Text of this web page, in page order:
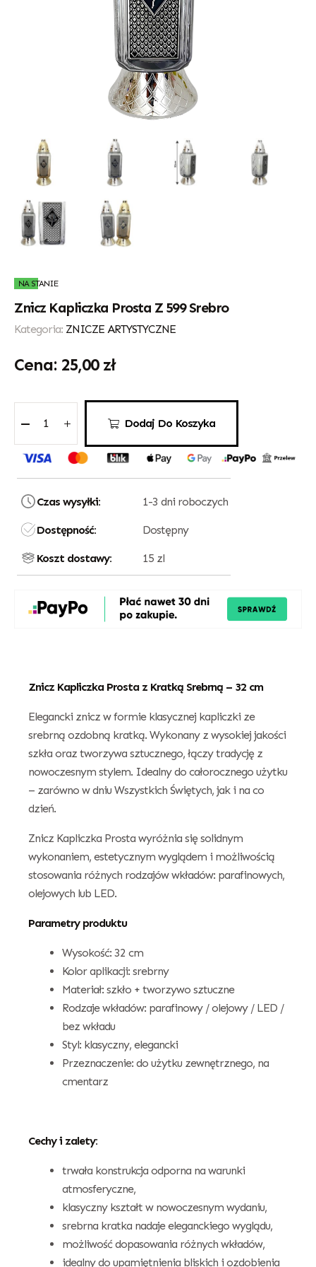
NA STANIE
Znicz Kapliczka Prosta Z 599 Srebro
Kategoria: ZNICZE ARTYSTYCZNE
25,00 zł
Dodaj Do Koszyka
Czas wysyłki: 1-3 dni roboczych
Dostępność: Dostępny
Koszt dostawy: 15 zl
Znicz Kapliczka Prosta z Kratką Srebrną – 32 cm
Elegancki znicz w formie klasycznej kapliczki ze
srebrną ozdobną kratką. Wykonany z wysokiej jakości
szkła oraz tworzywa sztucznego, łączy tradycję z
nowoczesnym stylem. Idealny do całorocznego użytku
– zarówno w dniu Wszystkich Świętych, jak i na co
dzień.
Znicz Kapliczka Prosta wyróżnia się solidnym
wykonaniem, estetycznym wyglądem i możliwością
stosowania różnych rodzajów wkładów: parafinowych,
olejowych lub LED.
Parametry produktu
Wysokość: 32 cm
Kolor aplikacji: srebrny
Materiał: szkło + tworzywo sztuczne
Rodzaje wkładów: parafinowy / olejowy / LED /
bez wkładu
Styl: klasyczny, elegancki
Przeznaczenie: do użytku zewnętrznego, na
cmentarz
Cechy i zalety:
trwała konstrukcja odporna na warunki
atmosferyczne,
klasyczny kształt w nowoczesnym wydaniu,
srebrna kratka nadaje eleganckiego wyglądu,
możliwość dopasowania różnych wkładów,
idealny do upamiętnienia bliskich i ozdobienia